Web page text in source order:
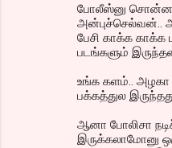
போலீஸ்னு சொன்ன
அன்புச்செல்வன்..
பேசி காக்க காக்க
படங்களும்
உங்க களம்.. அழகா
பக்கத்துல
ஆனா போலிசா
இருக்கலாமோனு